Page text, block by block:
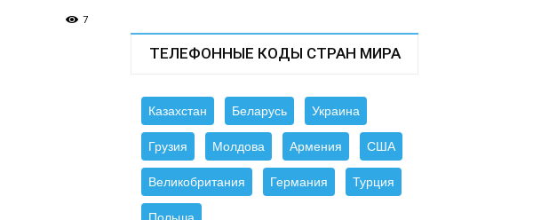
7
ТЕЛЕФОННЫЕ КОДЫ СТРАН МИРА
Казахстан Беларусь Украина
Грузия Молдова Армения США
Великобритания Германия Турция